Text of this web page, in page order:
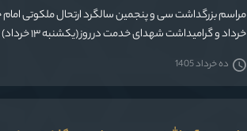
مراسم بزرگداشت سی و پنجمین سالگرد ارتحال ملکوتی امام
خرداد و گرامیداشت شهدای خدمت در روز (یکشنبه ١٣ خرداد) در مسجد جامع گلشن گرگان برگزار می گردد.
ده خرداد 1405